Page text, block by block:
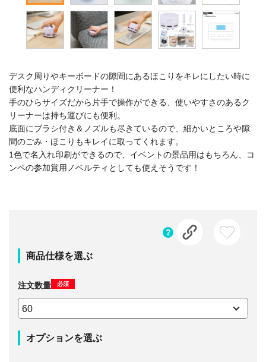
デスク周りやキーボードの隙間にあるほこりをキレにしたい時に
便利なハンディクリーナー！
手のひらサイズだから片手で操作ができる、使いやすさのあるク
リーナーは持ち運びにも便利。
底面にブラシ付き＆ノズルも尽きているので、細かいところや隙
間のごみ・ほこりもキレイに取ってくれます。
1色で名入れ印刷ができるので、イベントの景品用はもちろん、コ
ンペの参加賞用ノベルティとしても使えそうです！
商品仕様を選ぶ
注文数量 必須
オプションを選ぶ